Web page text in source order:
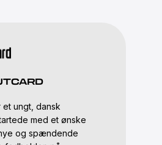
et ungt, dansk
med et ønske
og spændende